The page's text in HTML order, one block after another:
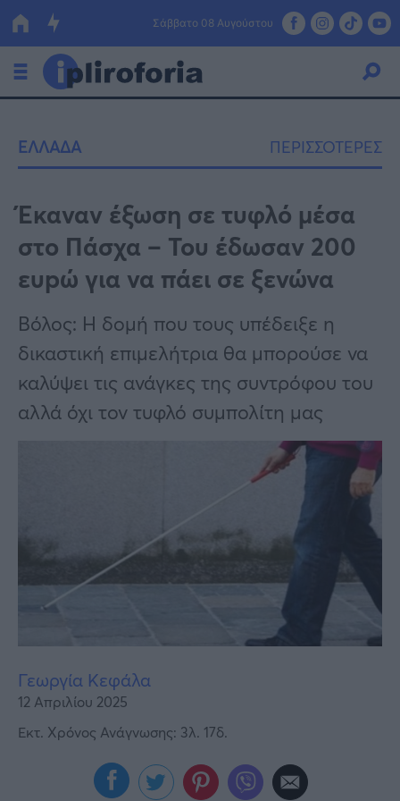
Σάββατο 08 Αυγούστου
Οικονομία
Πολιτική
Τράπεζες
Επιδοτήσεις
ΕΣΠΑ
Κόσμος
Lifestyle
Αθλητικά
Υγεία
ΕΛΛΑΔΑ ΠΕΡΙΣΣΟΤΕΡΕΣ
Έκαναν έξωση σε τυφλό μέσα
στο Πάσχα – Του έδωσαν 200
ευpώ για να πάει σε ξενώνα
Βόλος: Η δομή που τους υπέδειξε η
δικαστική επιμελήτρια θα μπορούσε να
καλύψει τις ανάγκες της συντρόφου του
αλλά όχι τον τυφλό συμπολίτη μας
Γεωργία Κεφάλα
12 Απριλίου 2025
Εκτ. Χρόνος Ανάγνωσης: 3λ. 17δ.